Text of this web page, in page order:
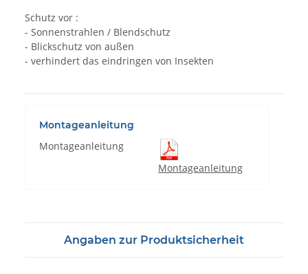
Schutz vor :
- Sonnenstrahlen / Blendschutz
- Blickschutz von außen
- verhindert das eindringen von Insekten
Montageanleitung
Montageanleitung
Montageanleitung
Angaben zur Produktsicherheit